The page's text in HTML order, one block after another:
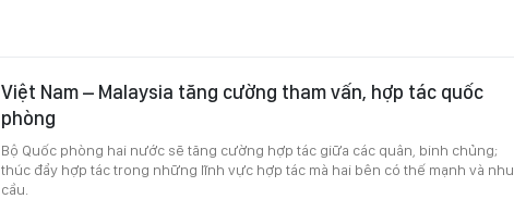
Việt Nam – Malaysia tăng cường tham vấn, hợp tác quốc
phòng
Bộ Quốc phòng hai nước sẽ tăng cường hợp tác giữa các quân, binh chủng;
thúc đẩy hợp tác trong những lĩnh vực hợp tác mà hai bên có thế mạnh và nhu
cầu.